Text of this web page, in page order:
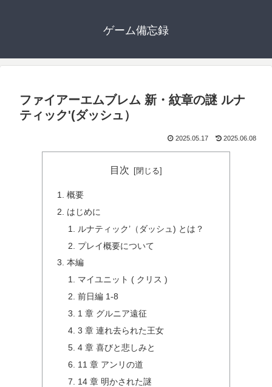
ゲーム備忘録
ファイアーエムブレム 新・紋章の謎 ルナ
ティック'(ダッシュ）
2025.05.17 2025.06.08
目次
概要
はじめに
ルナティック’（ダッシュ) とは？
プレイ概要について
本編
マイユニット ( クリス )
前日編 1-8
1 章 グルニア遠征
3 章 連れ去られた王女
4 章 喜びと悲しみと
11 章 アンリの道
14 章 明かされた謎